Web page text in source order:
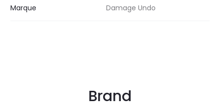
Marque Damage Undo
Brand